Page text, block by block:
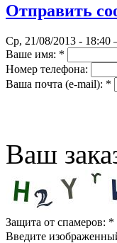
Отправить
Ср, 21/08/2013 - 18:40
Ваше имя: *
Номер телефона:
Ваша почта (е-mail): *
Ваш
Защита от спамеров: *
Введите